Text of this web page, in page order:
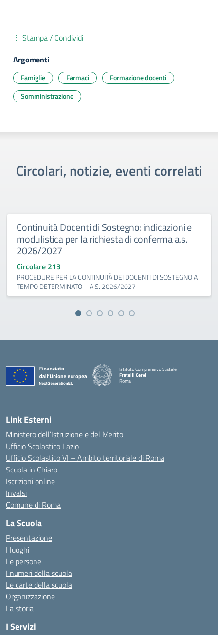
Stampa / Condividi
Argomenti
Famiglie Farmaci
Formazione docenti
Somministrazione
Circolari, notizie, eventi correlati
Continuità Docenti di Sostegno: indicazioni e
modulistica per la richiesta di conferma a.s.
2026/2027
Circolare 213
PROCEDURE PER LA CONTINUITÀ DEI DOCENTI DI SOSTEGNO A
TEMPO DETERMINATO – A.S. 2026/2027
Istituto Comprensivo Statale
Fratelli Cervi
Roma
Link Esterni
Ministero dell’Istruzione e del Merito
Ufficio Scolastico Lazio
Ufficio Scolastico VI – Ambito territoriale di Roma
Scuola in Chiaro
Iscrizioni online
Invalsi
Comune di Roma
La Scuola
Presentazione
I luoghi
Le persone
I numeri della scuola
Le carte della scuola
Organizzazione
La storia
I Servizi